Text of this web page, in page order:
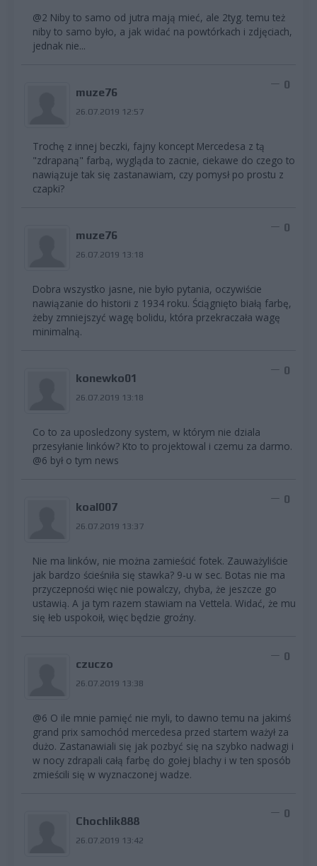
@2 Niby to samo od jutra mają mieć, ale 2tyg. temu też
niby to samo było, a jak widać na powtórkach i zdjęciach,
jednak nie...
muze76
26.07.2019 12:57
0
Trochę z innej beczki, fajny koncept Mercedesa z tą
"zdrapaną" farbą, wygląda to zacnie, ciekawe do czego to
nawiązuje tak się zastanawiam, czy pomysł po prostu z
czapki?
muze76
26.07.2019 13:18
0
Dobra wszystko jasne, nie było pytania, oczywiście
nawiązanie do historii z 1934 roku. Ściągnięto białą farbę,
żeby zmniejszyć wagę bolidu, która przekraczała wagę
minimalną.
konewko01
26.07.2019 13:18
0
Co to za uposledzony system, w którym nie dziala
przesyłanie linków? Kto to projektowal i czemu za darmo.
@6 był o tym news
koal007
26.07.2019 13:37
0
Nie ma linków, nie można zamieścić fotek. Zauważyliście
jak bardzo ścieśniła się stawka? 9-u w sec. Botas nie ma
przyczepności więc nie powalczy, chyba, że jeszcze go
ustawią. A ja tym razem stawiam na Vettela. Widać, że mu
się łeb uspokoił, więc będzie groźny.
czuczo
26.07.2019 13:38
0
@6 O ile mnie pamięć nie myli, to dawno temu na jakimś
grand prix samochód mercedesa przed startem ważył za
dużo. Zastanawiali się jak pozbyć się na szybko nadwagi i
w nocy zdrapali całą farbę do gołej blachy i w ten sposób
zmieścili się w wyznaczonej wadze.
Chochlik888
26.07.2019 13:42
0